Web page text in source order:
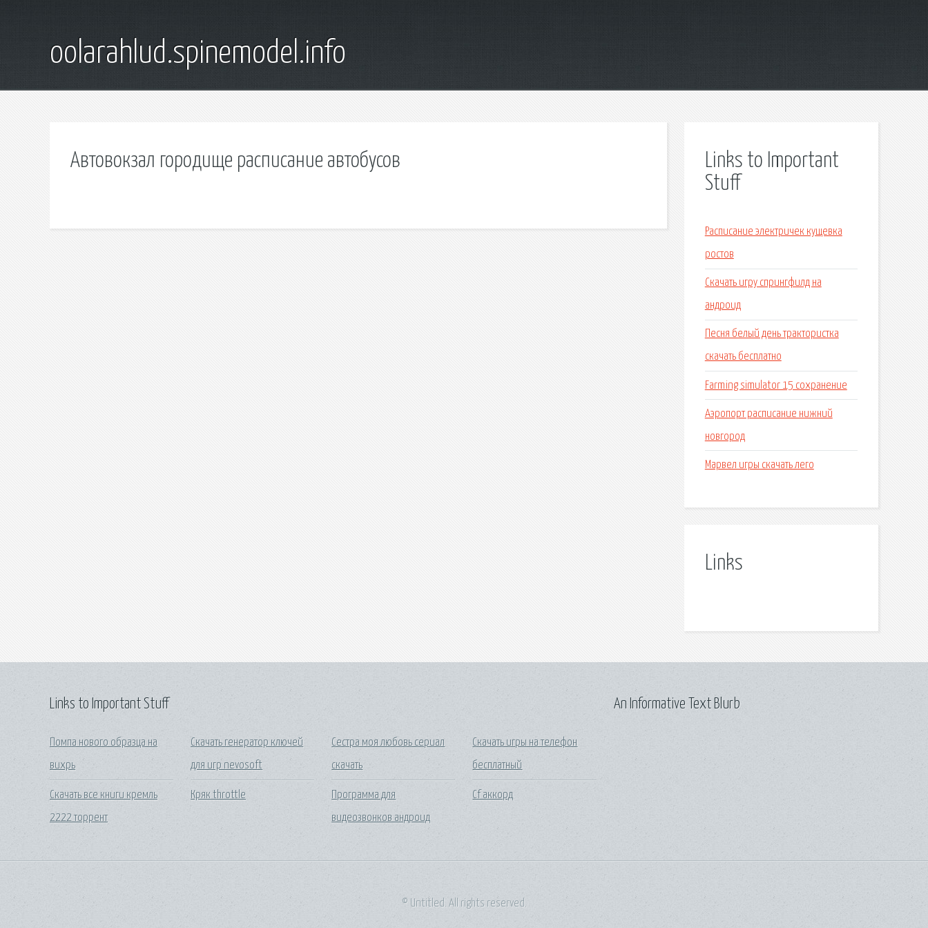
oolarahlud.spinemodel.info
Автовокзал городище расписание автобусов
Links to Important
Stuff
Расписание электричек кущевка
ростов
Скачать игру спрингфилд на
андроид
Песня белый день трактористка
скачать бесплатно
Farming simulator 15 сохранение
Аэропорт расписание нижний
новгород
Марвел игры скачать лего
Links
Links to Important Stuff
Помпа нового образца на
вихрь
Скачать все книги кремль
2222 торрент
Скачать генератор ключей
для игр nevosoft
Кряк throttle
Сестра моя любовь сериал
скачать
Программа для
видеозвонков андроид
Скачать игры на телефон
бесплатный
Cf аккорд
An Informative Text Blurb
© Untitled. All rights reserved.